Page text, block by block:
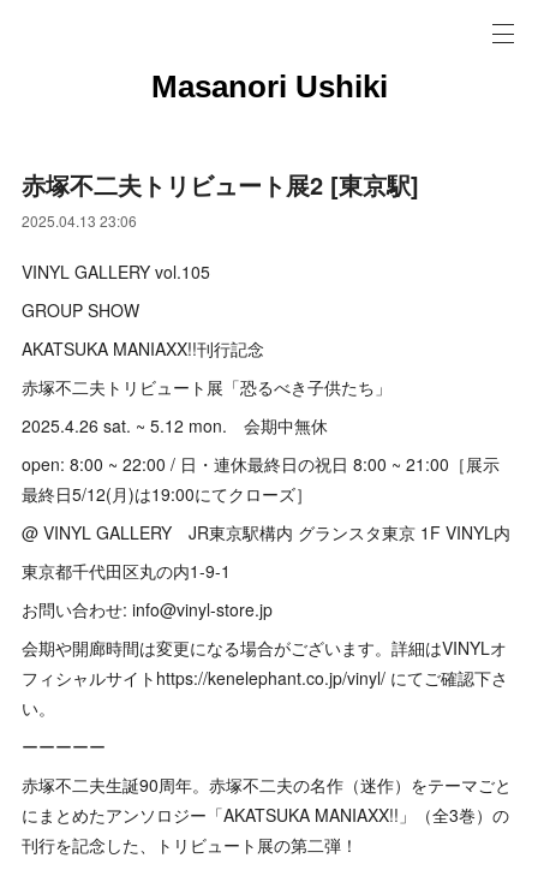
Masanori Ushiki
赤塚不二夫トリビュート展2 [東京駅]
2025.04.13 23:06
VINYL GALLERY vol.105
GROUP SHOW
AKATSUKA MANIAXX!!刊行記念
赤塚不二夫トリビュート展「恐るべき子供たち」
2025.4.26 sat. ~ 5.12 mon. 会期中無休
open: 8:00 ~ 22:00 / 日・連休最終日の祝日 8:00 ~ 21:00［展示
最終日5/12(月)は19:00にてクローズ］
@ VINYL GALLERY JR東京駅構内 グランスタ東京 1F VINYL内
東京都千代田区丸の内1-9-1
お問い合わせ: info@vinyl-store.jp
会期や開廊時間は変更になる場合がございます。詳細はVINYLオ
フィシャルサイトhttps://kenelephant.co.jp/vinyl/ にてご確認下さ
い。
ーーーーー
赤塚不二夫生誕90周年。赤塚不二夫の名作（迷作）をテーマごと
にまとめたアンソロジー「AKATSUKA MANIAXX!!」（全3巻）の
刊行を記念した、トリビュート展の第二弾！